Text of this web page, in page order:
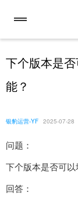
下个版本是
能？
银豹运营-YF 2025-07-28
问题：
下个版本是否可
回答：